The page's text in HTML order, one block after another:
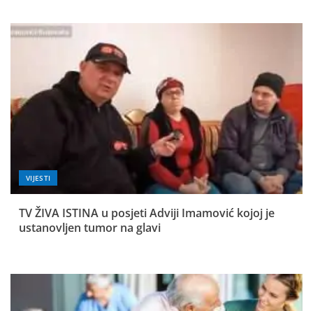
VIJESTI
TV ŽIVA ISTINA u posjeti Adviji Imamović kojoj je
ustanovljen tumor na glavi